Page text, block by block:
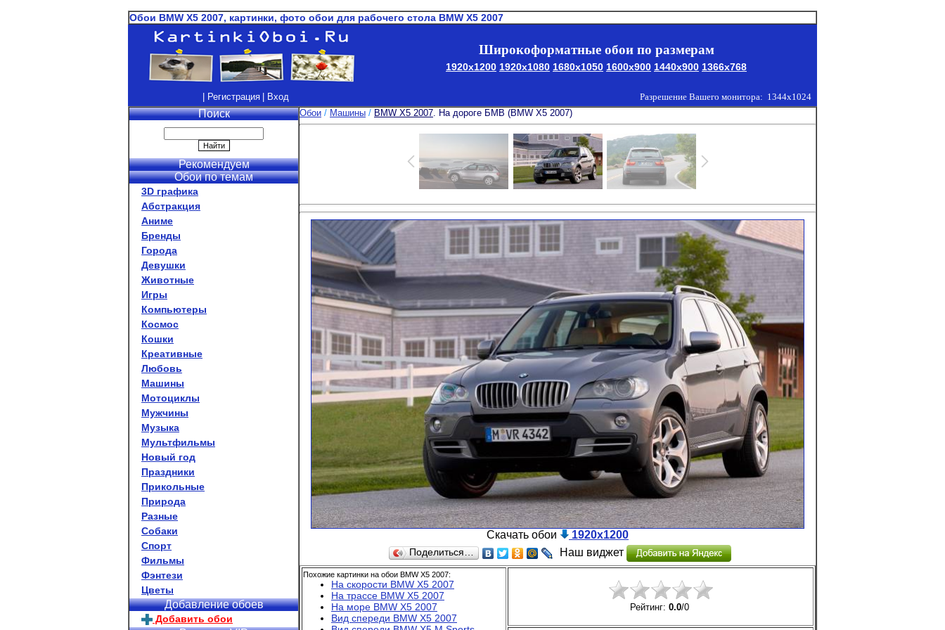
Обои BMW X5 2007, картинки, фото обои для рабочего стола BMW X5 2007
Широкоформатные обои по размерам
1920x1200 1920x1080 1680x1050 1600x900 1440x900 1366x768
| Регистрация | Вход Разрешение Вашего монитора: 1344x1024
Поиск
Рекомендуем
Обои по темам
3D графика
Абстракция
Аниме
Бренды
Города
Девушки
Животные
Игры
Компьютеры
Космос
Кошки
Креативные
Любовь
Машины
Мотоциклы
Мужчины
Музыка
Мультфильмы
Новый год
Праздники
Прикольные
Природа
Разные
Собаки
Спорт
Фильмы
Фэнтези
Цветы
Добавление обоев
Добавить обои
Обои / Машины / BMW X5 2007. На дороге БМВ (BMW X5 2007)
Скачать обои 1920x1200
Поделиться… Наш виджет
Похожие картинки на обои BMW X5 2007:
На скорости BMW X5 2007
На трассе BMW X5 2007
На море BMW X5 2007
Вид спереди BMW X5 2007
Рейтинг: 0.0/0